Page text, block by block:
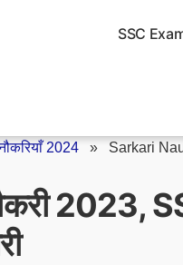
SSC
2024 » Sarkari
2023,